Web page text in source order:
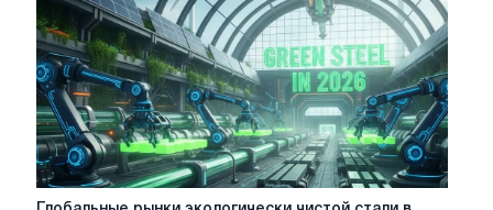
событий,
на
которые
стоит
обратить
внимание
в
2026
Глобальные